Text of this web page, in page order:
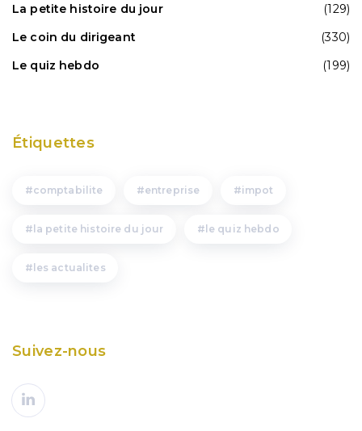
La petite histoire du jour
(129)
Le coin du dirigeant
(330)
Le quiz hebdo
(199)
Étiquettes
comptabilite entreprise impot
la petite histoire du jour le quiz hebdo
les actualites
Suivez-nous